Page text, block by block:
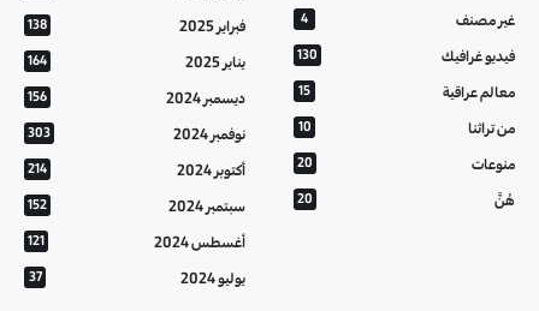
غير مصنف 4
فيديو غرافيك 130
معالم عراقية 15
من تراثنا 10
منوعات 20
هُنَّ 20
فبراير 2025 138
يناير 2025 164
ديسمبر 2024 156
نوفمبر 2024 303
أكتوبر 2024 214
سبتمبر 2024 152
أغسطس 2024 121
يوليو 2024 37